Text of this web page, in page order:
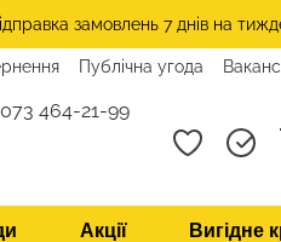
замовлень 7 днів на
Публічна угода
073 464-21-99
Акції Вигідне